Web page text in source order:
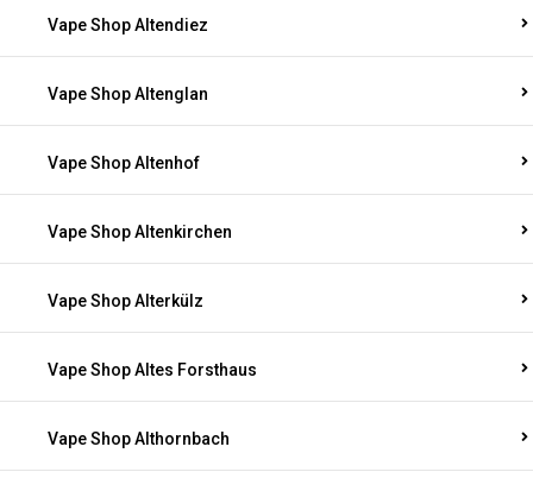
Vape Shop Altendiez
Vape Shop Altenglan
Vape Shop Altenhof
Vape Shop Altenkirchen
Vape Shop Alterkülz
Vape Shop Altes Forsthaus
Vape Shop Althornbach